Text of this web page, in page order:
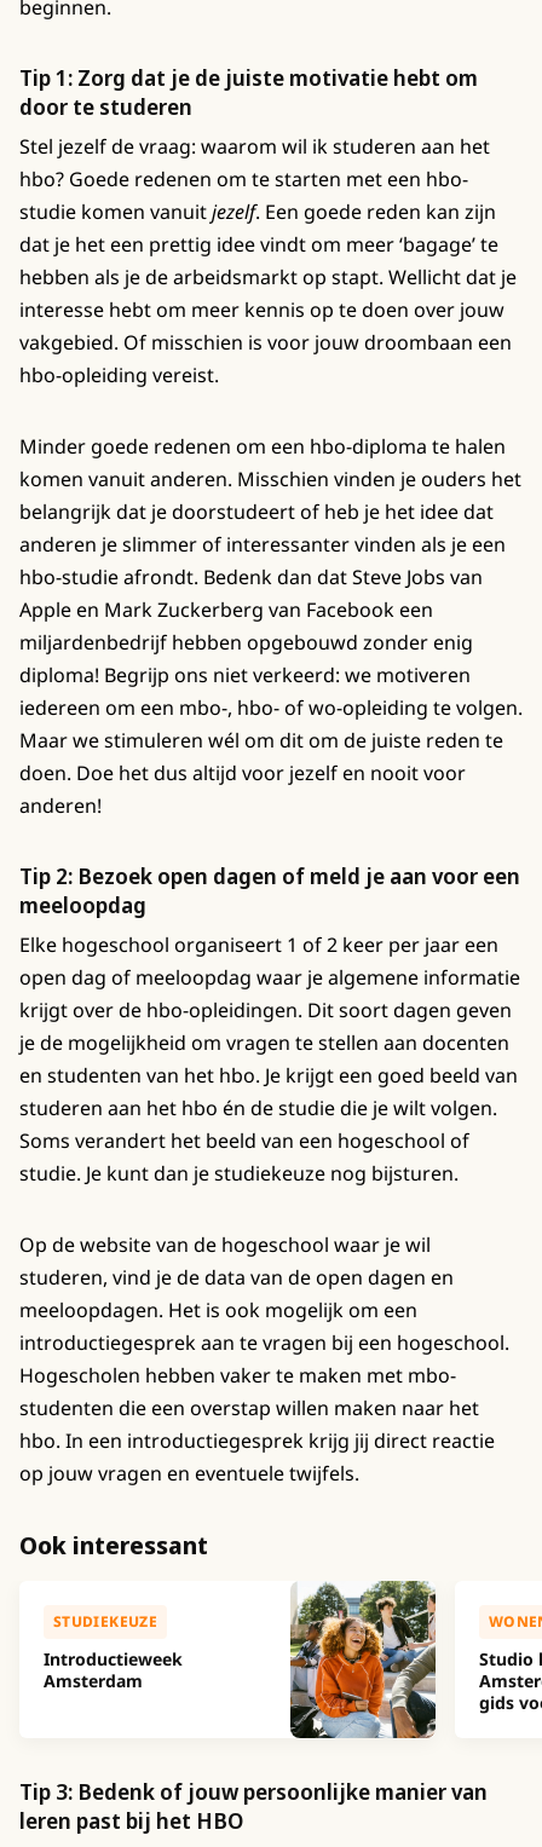
beginnen.
Tip 1: Zorg dat je de juiste motivatie hebt om
door te studeren
Stel jezelf de vraag: waarom wil ik studeren aan het
hbo? Goede redenen om te starten met een hbo-
studie komen vanuitjezelf. Een goede reden kan zijn
dat je het een prettig idee vindt om meer ‘bagage’ te
hebben als je de arbeidsmarkt op stapt. Wellicht dat je
interesse hebt om meer kennis op te doen over jouw
vakgebied. Of misschien is voor jouw droombaan een
hbo-opleiding vereist.
Minder goede redenen om een hbo-diploma te halen
komen vanuit anderen. Misschien vinden je ouders het
belangrijk dat je doorstudeert of heb je het idee dat
anderen je slimmer of interessanter vinden als je een
hbo-studie afrondt. Bedenk dan dat Steve Jobs van
Apple en Mark Zuckerberg van Facebook een
miljardenbedrijf hebben opgebouwd zonder enig
diploma! Begrijp ons niet verkeerd: we motiveren
iedereen om een mbo-, hbo- of wo-opleiding te volgen.
Maar we stimuleren wél om dit om de juiste reden te
doen. Doe het dus altijd voor jezelf en nooit voor
anderen!
Tip 2: Bezoek open dagen of meld je aan voor een
meeloopdag
Elke hogeschool organiseert 1 of 2 keer per jaar een
open dag of meeloopdag waar je algemene informatie
krijgt over de hbo-opleidingen. Dit soort dagen geven
je de mogelijkheid om vragen te stellen aan docenten
en studenten van het hbo. Je krijgt een goed beeld van
studeren aan het hbo én de studie die je wilt volgen.
Soms verandert het beeld van een hogeschool of
studie. Je kunt dan je studiekeuze nog bijsturen.
Op de website van de hogeschool waar je wil
studeren, vind je de data van de open dagen en
meeloopdagen. Het is ook mogelijk om een
introductiegesprek aan te vragen bij een hogeschool.
Hogescholen hebben vaker te maken met mbo-
studenten die een overstap willen maken naar het
hbo. In een introductiegesprek krijg jij direct reactie
op jouw vragen en eventuele twijfels.
Ook interessant
STUDIEKEUZE
Introductieweek
Amsterdam
Studio
gids
Tip 3: Bedenk of jouw persoonlijke manier van
leren past bij het HBO